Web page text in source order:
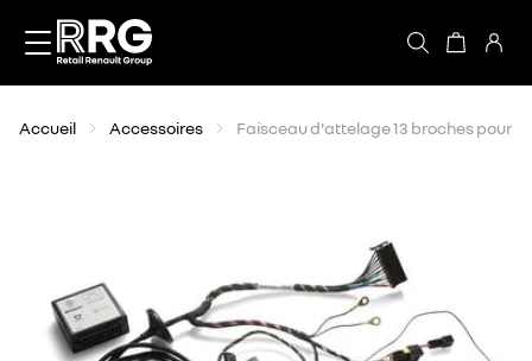
Accueil Accessoires Faisceau d'attelage 13 broches pour